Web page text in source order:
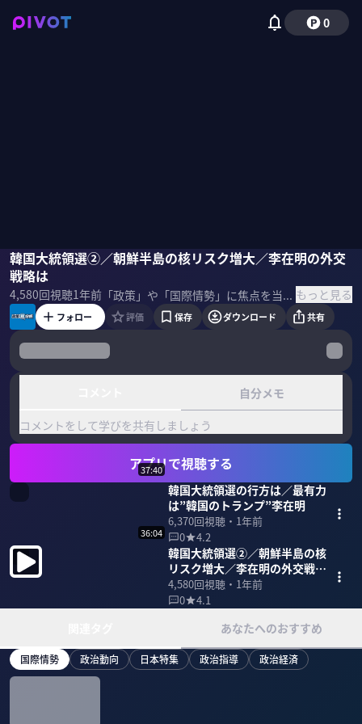
0
韓国大統領選②／朝鮮半島の核リスク増大／李在明の外交
戦略は
4,580回視聴1年前 「政策」や「国際情勢」に焦点を当て、徹底分析する「政策超分析」。今回のテーマは「韓国大統領選」。後編では、大統領選の結果が東アジアの安全保障環境に及ぼす影響を議論した。 ＜ゲスト＞ 牧野愛博｜朝日新聞 元ソウル支局長 著書『韓国大乱』 もっと見る
李相哲牧野愛博磯貝初奈
フォロー 評価 保存 ダウンロード 共有
自分メモ
コメントをして学びを共有しましょう
アプリで視聴する
37:40
韓国大統領選の行方は／最有力
は”韓国のトランプ”李在明
6,370回視聴・ 1年前
0
4.2
36:04
韓国大統領選②／朝鮮半島の核
リスク増大／李在明の外交戦略
は
4,580回視聴・ 1年前
0
4.1
あなたへのおすすめ
国際情勢 政治動向 日本特集 政治指導 政治経済